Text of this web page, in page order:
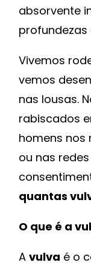
absorvente
Vivemos
vemos
nas lousas.
rabiscados
homens nos
ou nas
quantas
O que é a
A vulva é o